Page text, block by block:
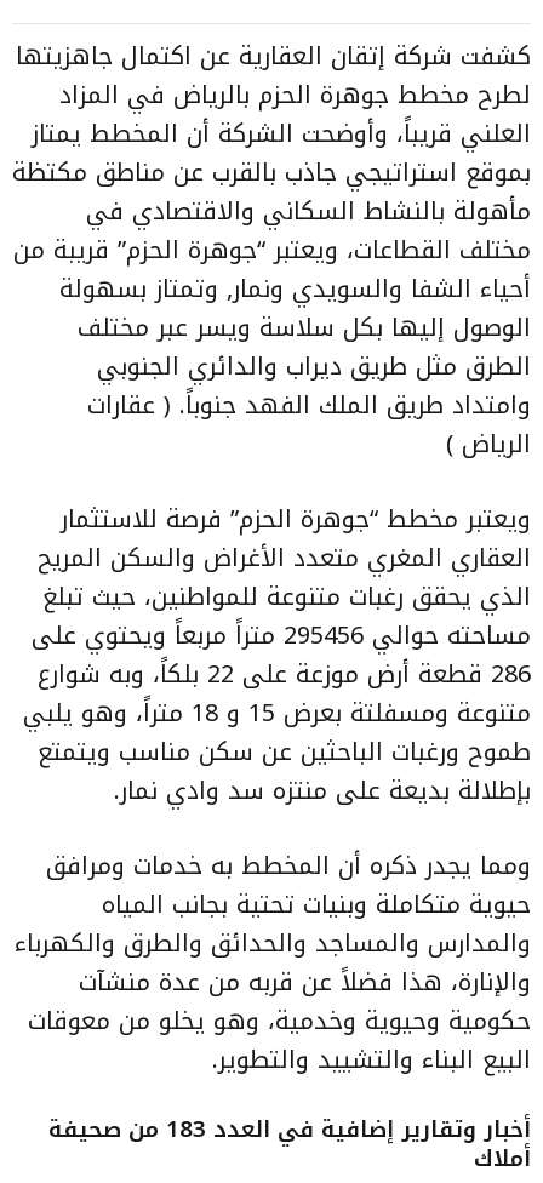
كشفت شركة إتقان العقارية عن اكتمال جاهزيتها
لطرح مخطط جوهرة الحزم بالرياض في المزاد
العلني قريباً، وأوضحت الشركة أن المخطط يمتاز
بموقع استراتيجي جاذب بالقرب عن مناطق مكتظة
مأهولة بالنشاط السكاني والاقتصادي في
مختلف القطاعات، ويعتبر “جوهرة الحزم” قريبة من
أحياء الشفا والسويدي ونمار, وتمتاز بسهولة
الوصول إليها بكل سلاسة ويسر عبر مختلف
الطرق مثل طريق ديراب والدائري الجنوبي
وامتداد طريق الملك الفهد جنوباً. ( عقارات
الرياض )
ويعتبر مخطط “جوهرة الحزم” فرصة للاستثمار
العقاري المغري متعدد الأغراض والسكن المريح
الذي يحقق رغبات متنوعة للمواطنين، حيث تبلغ
مساحته حوالي 295456 متراً مربعاً ويحتوي على
286 قطعة أرض موزعة على 22 بلكاً، وبه شوارع
متنوعة ومسفلتة بعرض 15 و 18 متراً، وهو يلبي
طموح ورغبات الباحثين عن سكن مناسب ويتمتع
بإطلالة بديعة على منتزه سد وادي نمار.
ومما يجدر ذكره أن المخطط به خدمات ومرافق
حيوية متكاملة وبنيات تحتية بجانب المياه
والمدارس والمساجد والحدائق والطرق والكهرباء
والإنارة، هذا فضلاً عن قربه من عدة منشآت
حكومية وحيوية وخدمية، وهو يخلو من معوقات
البيع البناء والتشييد والتطوير.
أخبار وتقارير إضافية في العدد 183 من صحيفة
أملاك